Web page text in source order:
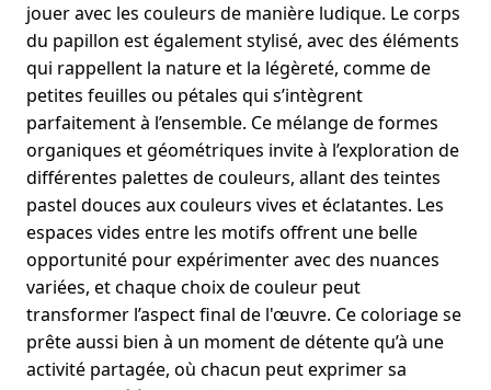
jouer avec les couleurs de manière ludique. Le corps
du papillon est également stylisé, avec des éléments
qui rappellent la nature et la légèreté, comme de
petites feuilles ou pétales qui s’intègrent
parfaitement à l’ensemble. Ce mélange de formes
organiques et géométriques invite à l’exploration de
différentes palettes de couleurs, allant des teintes
pastel douces aux couleurs vives et éclatantes. Les
espaces vides entre les motifs offrent une belle
opportunité pour expérimenter avec des nuances
variées, et chaque choix de couleur peut
transformer l’aspect final de l'œuvre. Ce coloriage se
prête aussi bien à un moment de détente qu’à une
activité partagée, où chacun peut exprimer sa